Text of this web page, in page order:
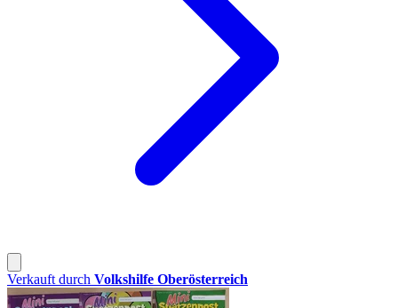
Verkauft durch Volkshilfe Oberösterreich